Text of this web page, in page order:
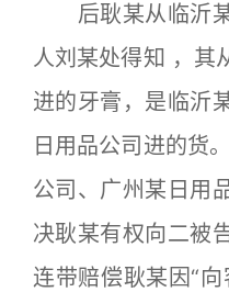
后耿某从临沂某
人刘某处得知 ，其
进的牙膏，是临沂
日用品公司进的货
公司、广州某日用
决耿某有权向二被
连带赔偿耿某因“